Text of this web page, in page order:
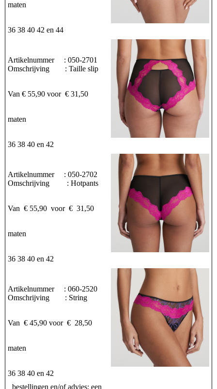
maten
36 38 40 42 en 44
Artikelnummer : 050-2701
Omschrijving : Taille slip
Van € 55,90 voor € 31,50
maten
36 38 40 en 42
Artikelnummer : 050-2702
Omschrijving : Hotpants
Van € 55,90 voor € 31,50
maten
36 38 40 en 42
Artikelnummer : 060-2520
Omschrijving : String
Van € 45,90 voor € 28,50
maten
36 38 40 en 42
bestellingen en/of advies: een